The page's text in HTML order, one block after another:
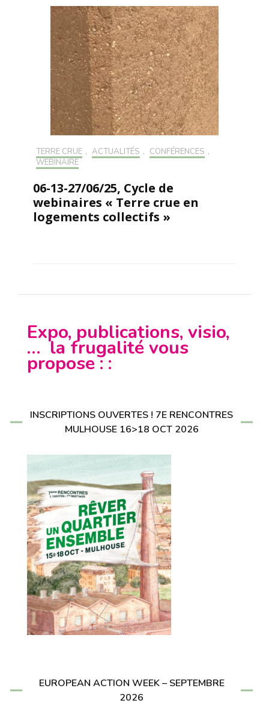
TERRE CRUE , ACTUALITÉS , CONFÉRENCES ,
WEBINAIRE
06-13-27/06/25, Cycle de
webinaires « Terre crue en
logements collectifs »
Expo, publications, visio,
… la frugalité vous
propose : :
INSCRIPTIONS OUVERTES ! 7E RENCONTRES
MULHOUSE 16>18 OCT 2026
EUROPEAN ACTION WEEK – SEPTEMBRE
2026